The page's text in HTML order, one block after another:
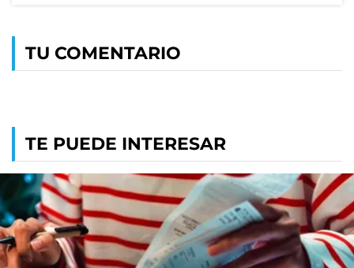
TU COMENTARIO
TE PUEDE INTERESAR